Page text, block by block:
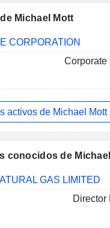
Michael Mott
Inicio
CORPORATION
Corporate
activos de Michael Mott
conocidos de
Fin
GAS LIMITED
Director